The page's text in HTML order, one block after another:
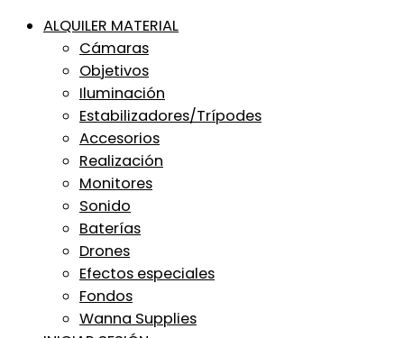
ALQUILER MATERIAL
Cámaras
Objetivos
Iluminación
Estabilizadores/Trípodes
Accesorios
Realización
Monitores
Sonido
Baterías
Drones
Efectos especiales
Fondos
Wanna Supplies